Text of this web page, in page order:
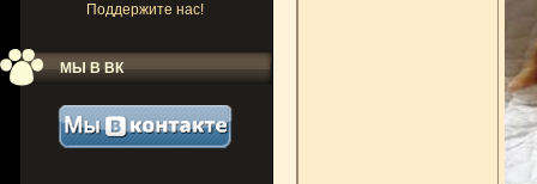
Поддержите нас!
МЫ В ВК